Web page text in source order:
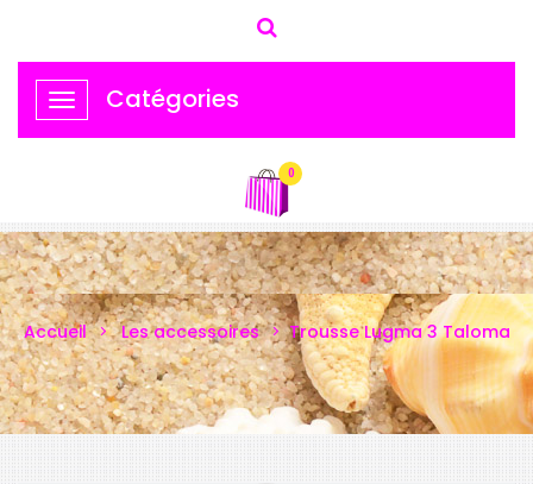
Basculer
la
Catégories
0
Accueil Les accessoires Trousse Lugma 3 Taloma